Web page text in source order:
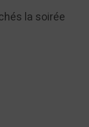
la soirée